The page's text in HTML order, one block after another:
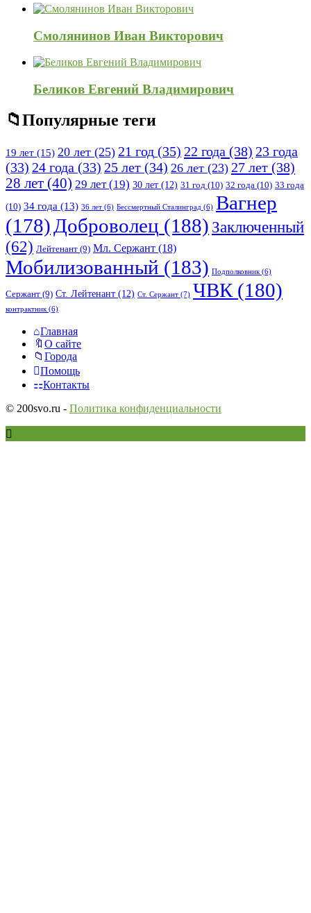
Смолянинов Иван Викторович
Беликов Евгений Владимирович
Популярные теги
19 лет (15) 20 лет (25) 21 год (35) 22 года (38) 23 года
(33) 24 года (33) 25 лет (34) 26 лет (23) 27 лет (38)
28 лет (40) 29 лет(19) 30 лет (12) 31 год (10) 32 года (10) 33 года
(10) 34 года (13) 36 лет (6) Бессмертный Сталинград (6) Вагнер
(178) Доброволец (188) Заключенный
(62) Лейтенант (9) Мл. Сержант (18)
Мобилизованный (183) Подполковник (6)
Сержант (9) Ст. Лейтенант (12) Ст. Сержант (7) ЧВК (180)
контрактник (6)
Исследовать
Главная
О сайте
Города
Помощь
Контакты
© 200svo.ru - Политика конфиденциальности